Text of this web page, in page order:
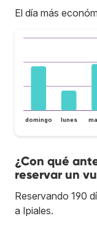
El día más
domingo lunes
¿Con qué
reservar un
Reservando 190
a Ipiales.